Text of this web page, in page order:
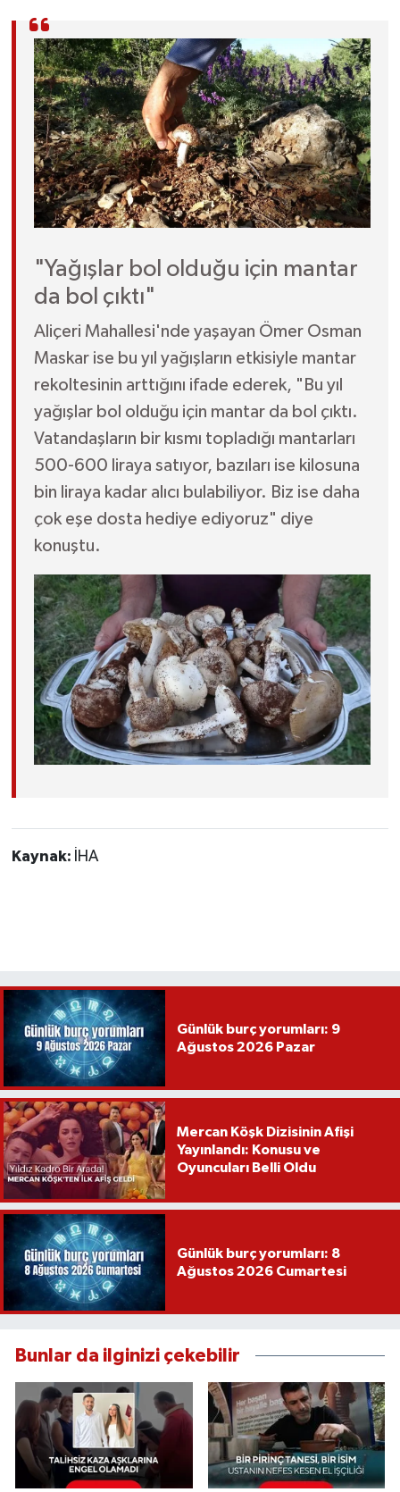
"Yağışlar bol olduğu için mantar
da bol çıktı"
Aliçeri Mahallesi'nde yaşayan Ömer Osman
Maskar ise bu yıl yağışların etkisiyle mantar
rekoltesinin arttığını ifade ederek, "Bu yıl
yağışlar bol olduğu için mantar da bol çıktı.
Vatandaşların bir kısmı topladığı mantarları
500-600 liraya satıyor, bazıları ise kilosuna
bin liraya kadar alıcı bulabiliyor. Biz ise daha
çok eşe dosta hediye ediyoruz" diye
konuştu.
Kaynak: İHA
Günlük burç yorumları: 9
Ağustos 2026 Pazar
Mercan Köşk Dizisinin Afişi
Yayınlandı: Konusu ve
Oyuncuları Belli Oldu
Günlük burç yorumları: 8
Ağustos 2026 Cumartesi
Bunlar da ilginizi çekebilir